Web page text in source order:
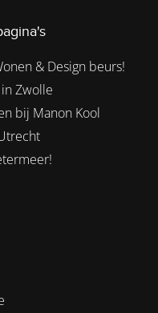
& Design beurs!
Zwolle
bij Manon Kool